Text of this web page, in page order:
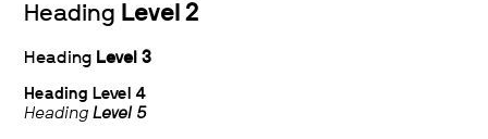
Heading Level 2
Heading Level 3
Heading Level 4
HeadingLevel 5